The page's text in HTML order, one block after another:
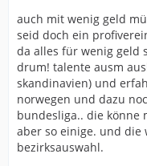
auch mit wenig geld
seid doch ein
da alles für wenig geld
drum! talente ausm
skandinavien) und
norwegen und dazu
bundesliga.. die könne
aber so einige. und die
bezirksauswahl.